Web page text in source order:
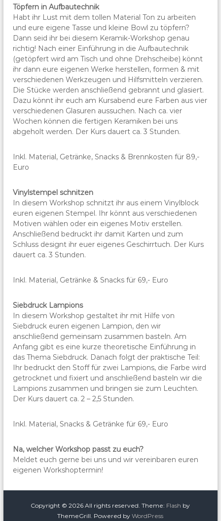
Töpfern in Aufbautechnik
Habt ihr Lust mit dem tollen Material Ton zu arbeiten
und eure eigene Tasse und kleine Bowl zu töpfern?
Dann seid ihr bei diesem Keramik-Workshop genau
richtig! Nach einer Einführung in die Aufbautechnik
(getöpfert wird am Tisch und ohne Drehscheibe) könnt
ihr dann eure eigenen Werke herstellen, formen & mit
verschiedenen Werkzeugen und Hilfsmitteln verzieren.
Die Stücke werden anschließend gebrannt und glasiert.
Dazu könnt ihr euch am Kursabend eure Farben aus vier
verschiedenen Glasuren aussuchen. Nach ca. vier
Wochen können die fertigen Keramiken bei uns
abgeholt werden. Der Kurs dauert ca. 3 Stunden.
Inkl. Material, Getränke, Snacks & Brennkosten für 89,-
Euro
Vinylstempel schnitzen
In diesem Workshop schnitzt ihr aus einem Vinylblock
euren eigenen Stempel. Ihr könnt aus verschiedenen
Motiven wählen oder ein eigenes Motiv erstellen.
Anschließend bedruckt ihr damit Karten und zum
Schluss designt ihr euer eigenes Geschirrtuch. Der Kurs
dauert ca. 3 Stunden.
Inkl. Material, Getränke & Snacks für 69,- Euro
Siebdruck Lampions
In diesem Workshop gestaltet ihr mit Hilfe von
Siebdruck euren eigenen Lampion, den wir
anschließend gemeinsam zusammen basteln. Am
Anfang gibt es eine kurze theoretische Einführung in
das Thema Siebdruck. Danach folgt der praktische Teil:
Ihr bedruckt den Stoff für zwei Lampions, die Farbe wird
getrocknet und fixiert und anschließend basteln wir die
Lampions zusammen und bringen sie zum Leuchten.
Der Kurs dauert ca. 2 – 2,5 Stunden.
Inkl. Material, Snacks & Getränke für 69,- Euro
Na, welcher Workshop passt zu euch?
Meldet euch gerne bei uns und wir vereinbaren euren
eigenen Workshoptermin!
Copyright © 2026All rights reserved. Theme: Flash by
ThemeGrill. Powered byWordPress